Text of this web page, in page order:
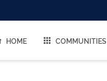
HOME COMMUNITIES